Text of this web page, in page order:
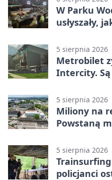
W Parku
usłyszały,
5 sierpnia 2026
Metrobilet
Intercity.
5 sierpnia 2026
Miliony na
Powstaną
5 sierpnia 2026
policjanci